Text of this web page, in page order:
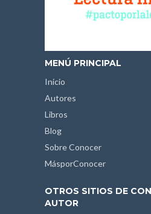
MENÚ PRINCIPAL
Inicio
Autores
Libros
Blog
Sobre Conocer
MásporConocer
OTROS SITIOS DE
AUTOR